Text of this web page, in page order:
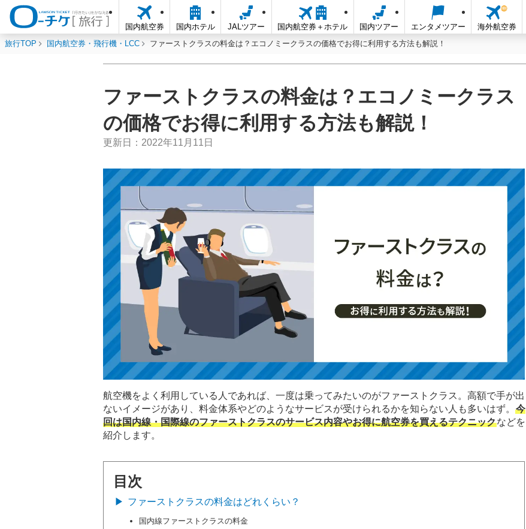
国内航空券 国内ホテル JALツアー 国内航空券＋ホテル 国内ツアー エンタメツアー 海外航空券
旅行TOP 国内航空券・飛行機・LCC ファーストクラスの料金は？エコノミークラスの価格でお得に利用する方法も解説！
ファーストクラスの料金は？エコノミークラス
の価格でお得に利用する方法も解説！
更新日： 2022年11月11日
航空機をよく利用している人であれば、一度は乗ってみたいのがファーストクラス。高額で手が出
ないイメージがあり、料金体系やどのようなサービスが受けられるかを知らない人も多いはず。 今
回は国内線・国際線のファーストクラスのサービス内容やお得に航空券を買えるテクニックなどを
紹介します。
目次
ファーストクラスの料金はどれくらい？
国内線ファーストクラスの料金